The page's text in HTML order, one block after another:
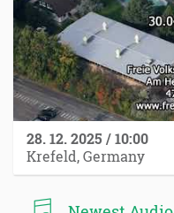
28. 12. 2025 / 10:00
Krefeld, Germany